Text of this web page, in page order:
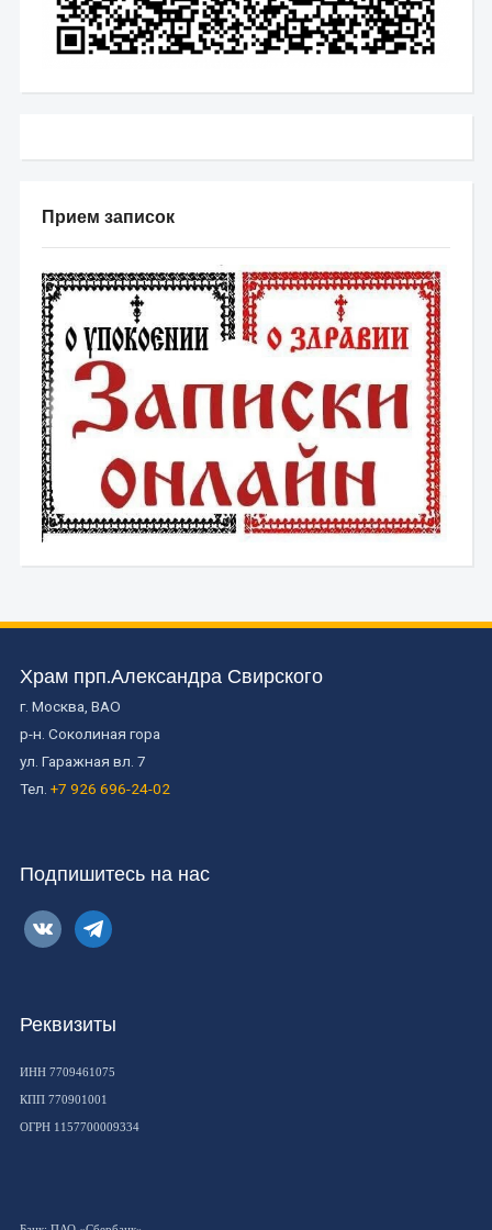
Прием записок
Храм прп.Александра Свирского
г. Москва, ВАО
р-н. Соколиная гора
ул. Гаражная вл. 7
Тел. +7 926 696-24-02
Подпишитесь на нас
vkontaktetelegram
Реквизиты
ИНН 7709461075
КПП 770901001
ОГРН 1157700009334